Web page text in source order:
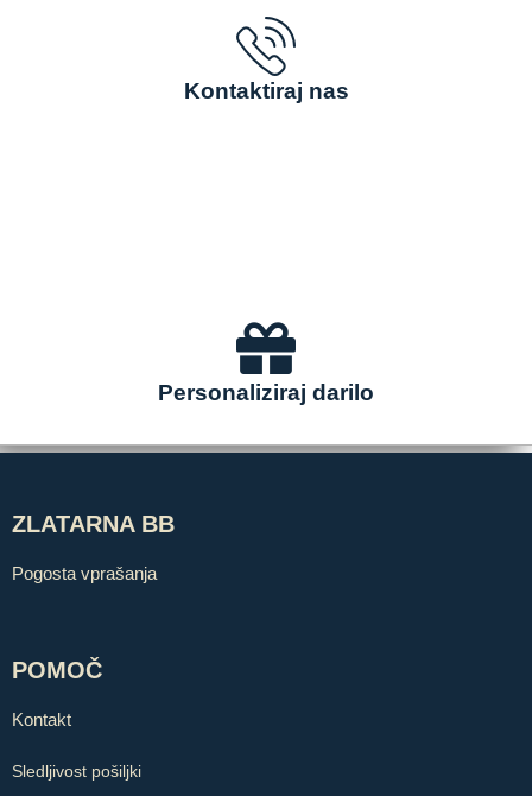
Kontaktiraj nas
Personaliziraj darilo
ZLATARNA BB
Pogosta vprašanja
POMOČ
Kontakt
Sledljivost pošiljki